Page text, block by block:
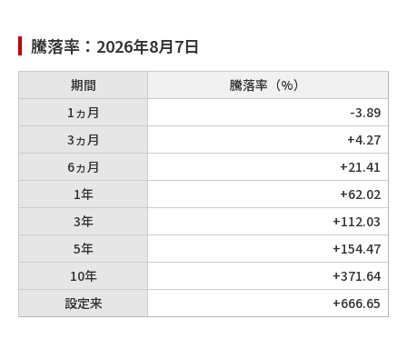
第8期 2012/11/15
2011/11/15
0
7,995
第6期 2010/11/15
0
9,038
2009/11/16
0
8,871
2008/11/17
0
7,626
騰落率： 2026年8月7日
期間
1ヵ月
3ヵ月
6ヵ月
1年
3年
5年
10年
設定来
騰落率（%）
-3.89
+4.27
+21.41
+62.02
+112.03
+154.47
+371.64
+666.65